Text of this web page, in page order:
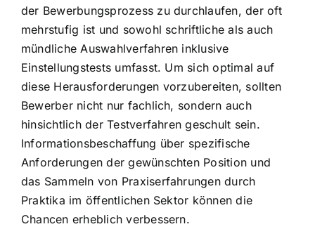
der Bewerbungsprozess zu durchlaufen, der oft
mehrstufig ist und sowohl schriftliche als auch
mündliche Auswahlverfahren inklusive
Einstellungstests umfasst. Um sich optimal auf
diese Herausforderungen vorzubereiten, sollten
Bewerber nicht nur fachlich, sondern auch
hinsichtlich der Testverfahren geschult sein.
Informationsbeschaffung über spezifische
Anforderungen der gewünschten Position und
das Sammeln von Praxiserfahrungen durch
Praktika im öffentlichen Sektor können die
Chancen erheblich verbessern.